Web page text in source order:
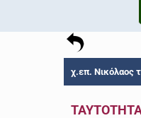
χ.επ. Νικόλαος